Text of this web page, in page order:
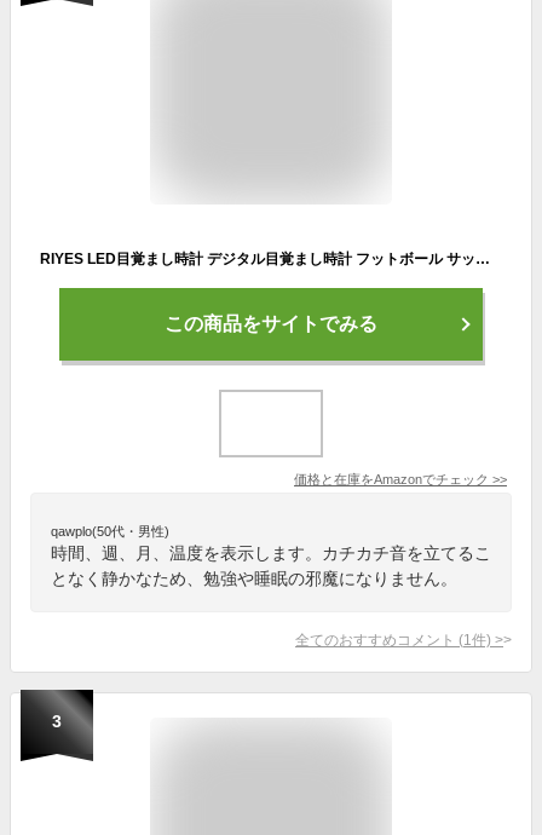
RIYES LED目覚まし時計 デジタル目覚まし時計 フットボール サッカーボール目覚まし時計 ボーイズフットボール目覚まし時計 クリエイティブなLED寝室時計 子供用サッカー目覚まし時計 カラフルなライト付き 子供用
この商品をサイトでみる
価格と在庫をAmazonでチェック >>
qawplo(50代・男性)
時間、週、月、温度を表示します。カチカチ音を立てるこ
となく静かなため、勉強や睡眠の邪魔になりません。
全てのおすすめコメント (1 件) >
3